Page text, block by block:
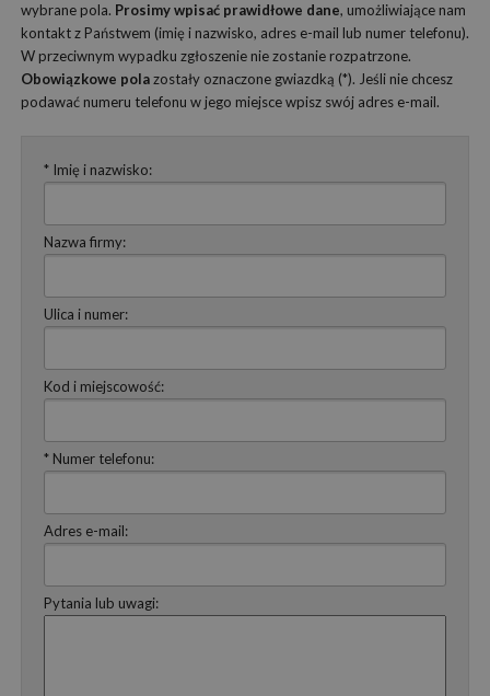
wybrane pola. Prosimy wpisać prawidłowe dane, umożliwiające nam
kontakt z Państwem (imię i nazwisko, adres e-mail lub numer telefonu).
W przeciwnym wypadku zgłoszenie nie zostanie rozpatrzone.
Obowiązkowe polazostały oznaczone gwiazdką (*). Jeśli nie chcesz
podawać numeru telefonu w jego miejsce wpisz swój adres e-mail.
* Imię i nazwisko:
Nazwa firmy:
Ulica i numer:
Kod i miejscowość:
* Numer telefonu:
Adres e-mail:
Pytania lub uwagi: